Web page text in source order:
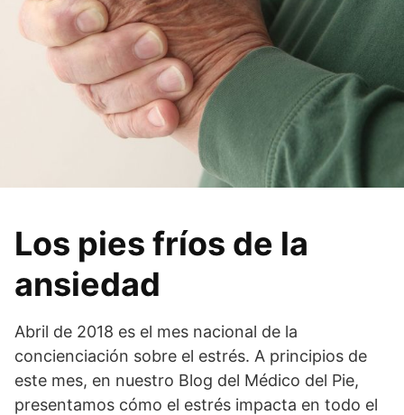
Los pies fríos de la
ansiedad
Abril de 2018 es el mes nacional de la
concienciación sobre el estrés. A principios de
este mes, en nuestro Blog del Médico del Pie,
presentamos cómo el estrés impacta en todo el